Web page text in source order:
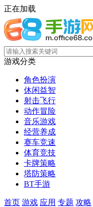
正在加载
游戏分类
角色扮演
休闲益智
射击飞行
动作冒险
音乐游戏
经营养成
赛车竞速
体育竞技
卡牌策略
塔防策略
BT手游
首页 游戏 应用 专题 攻略